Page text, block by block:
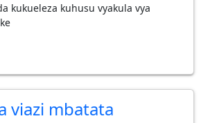
kukueleza kuhusu vyakula vya
viazi mbatata